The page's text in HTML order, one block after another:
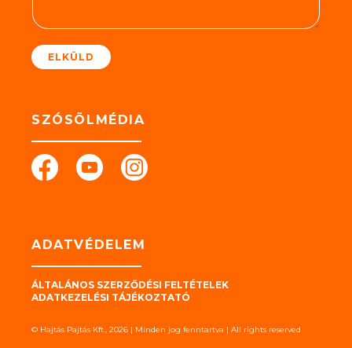
t
ELKÜLD
SZÓSÖLMÉDIA
ADATVÉDELEM
ÁLTALÁNOS SZERZŐDÉSI FELTÉTELEK
ADATKEZELÉSI TÁJÉKOZTATÓ
© Hajtás Pajtás Kft., 2026 | Minden jog fenntartva | All rights reserved